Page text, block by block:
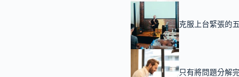
克服上台緊張的
只有將問題分解